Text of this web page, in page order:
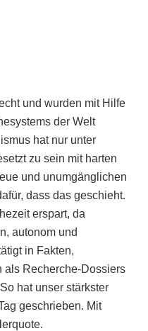
und wurden mit Hilfe
der Welt
hat nur unter
zu sein mit harten
und unumgänglichen
dass das geschieht.
erspart, da
autonom und
in Fakten,
als Recherche-Dossiers
hat unser stärkster
geschrieben. Mit